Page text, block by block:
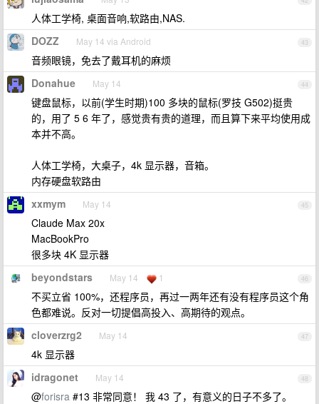
人体工学椅, 桌面音响,软路由,NAS.
43
DOZZ May 14 via Android
音频眼镜，免去了戴耳机的麻烦
44
Donahue May 14
键盘鼠标，以前(学生时期)100 多块的鼠标(罗技 G502)挺贵
的，用了 5 6 年了，感觉贵有贵的道理，而且算下来平均使用成
本并不高。
人体工学椅，大桌子，4k 显示器，音箱。
内存硬盘软路由
45
xxmym May 14
Claude Max 20x
MacBookPro
很多块 4K 显示器
46
beyondstars May 14 1
不买立省 100%，还程序员，再过一两年还有没有程序员这个角
色都难说。反对一切提倡高投入、高期待的观点。
47
cloverzrg2 May 14
4k 显示器
48
idragonet May 14
@forisra #13 非常同意！ 我 43 了，有意义的日子不多了。